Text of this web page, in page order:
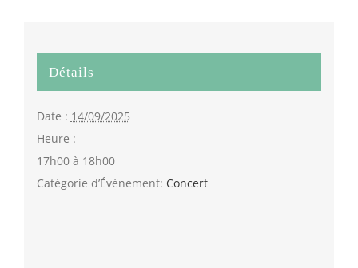
Détails
Date : 14/09/2025
Heure :
17h00 à 18h00
Catégorie d’Évènement: Concert